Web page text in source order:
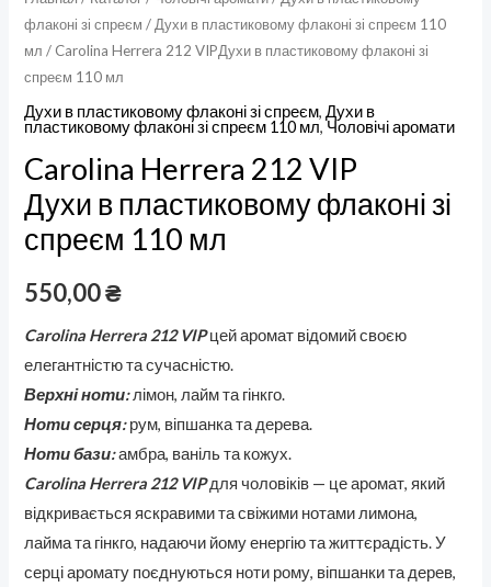
флаконі зі спреєм / Духи в пластиковому флаконі зі спреєм 110
мл / Carolina Herrera 212 VIPДухи в пластиковому флаконі зі
спреєм 110 мл
Духи в пластиковому флаконі зі спреєм,Духи в
пластиковому флаконі зі спреєм 110 мл,Чоловічі аромати
Carolina Herrera 212 VIP
Духи в пластиковому флаконі зі
спреєм 110 мл
550,00₴
Carolina Herrera 212 VIPцей аромат відомий своєю
елегантністю та сучасністю.
Верхні ноти:лімон, лайм та гінкго.
Ноти серця:рум, віпшанка та дерева.
Ноти бази:амбра, ваніль та кожух.
Carolina Herrera 212 VIPдля чоловіків — це аромат, який
відкривається яскравими та свіжими нотами лимона,
лайма та гінкго, надаючи йому енергію та життєрадість. У
серці аромату поєднуються ноти рому, віпшанки та дерев,